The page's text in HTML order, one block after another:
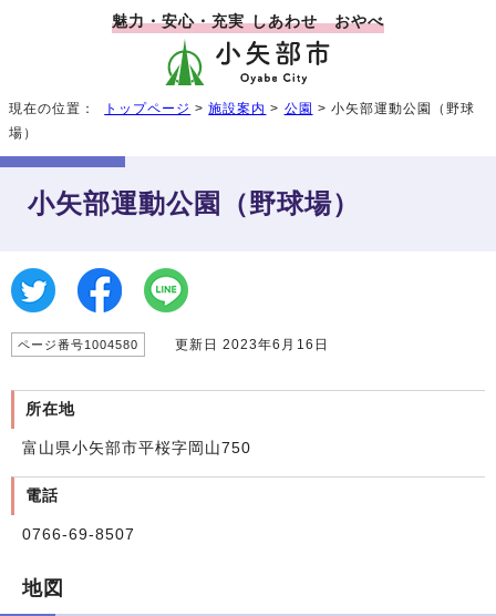
魅力・安心・充実 しあわせ おやべ
現在の位置： トップページ >施設案内 > 公園 > 小矢部運動公園（野球
場）
小矢部運動公園（野球場）
ページ番号1004580 更新日 2023年6月16日
所在地
富山県小矢部市平桜字岡山750
電話
0766-69-8507
地図